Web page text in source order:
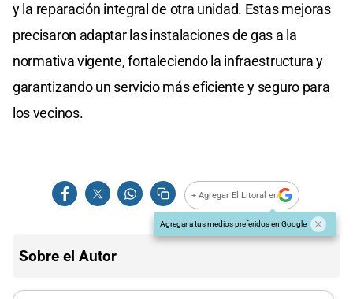
y la reparación integral de otra unidad. Estas mejoras
precisaron adaptar las instalaciones de gas a la
normativa vigente, fortaleciendo la infraestructura y
garantizando un servicio más eficiente y seguro para
los vecinos.
+ Agregar El Litoral en
Agregar a tus medios preferidos en Google
Sobre el Autor